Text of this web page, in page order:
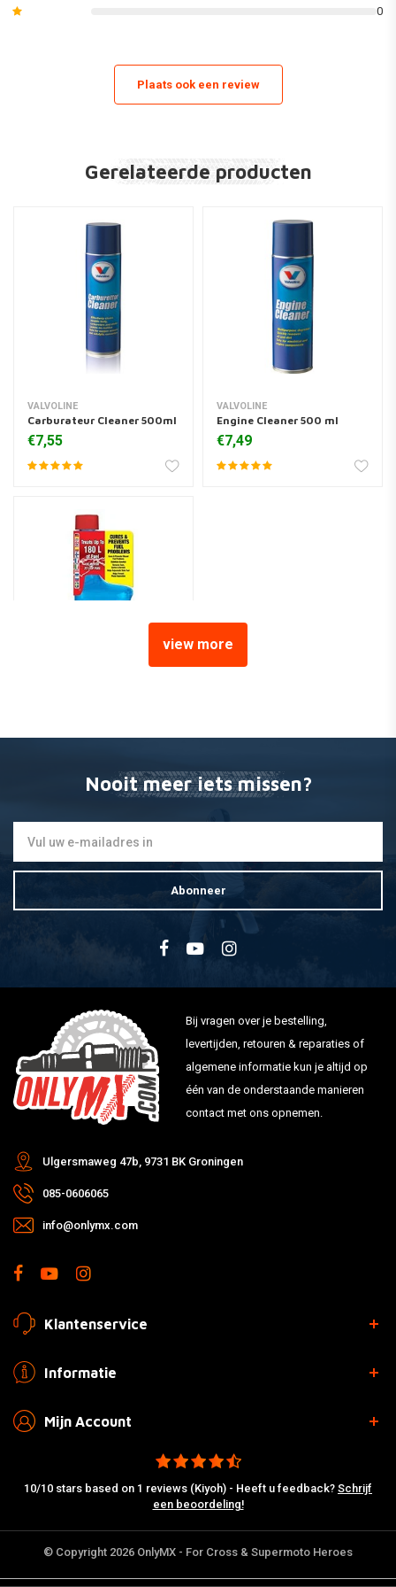
0
Plaats ook een review
Gerelateerde producten
VALVOLINE
Carburateur Cleaner 500ml
€7,55
VALVOLINE
Engine Cleaner 500 ml
€7,49
view more
Nooit meer iets missen?
Abonneer
Bij vragen over je bestelling,
levertijden, retouren & reparaties of
algemene informatie kun je altijd op
één van de onderstaande manieren
contact met ons opnemen.
Ulgersmaweg 47b, 9731 BK Groningen
085-0606065
info@onlymx.com
Klantenservice
Informatie
Mijn Account
10/10 stars based on 1 reviews (Kiyoh) - Heeft u feedback? Schrijf
een beoordeling!
© Copyright 2026 OnlyMX - For Cross & Supermoto Heroes